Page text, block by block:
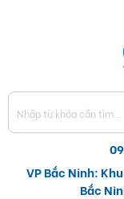
VP Bắc Ninh:
Bắc